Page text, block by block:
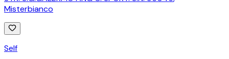
Misterbianco
Self